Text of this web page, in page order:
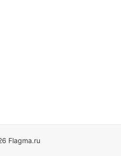
Flagma.ru